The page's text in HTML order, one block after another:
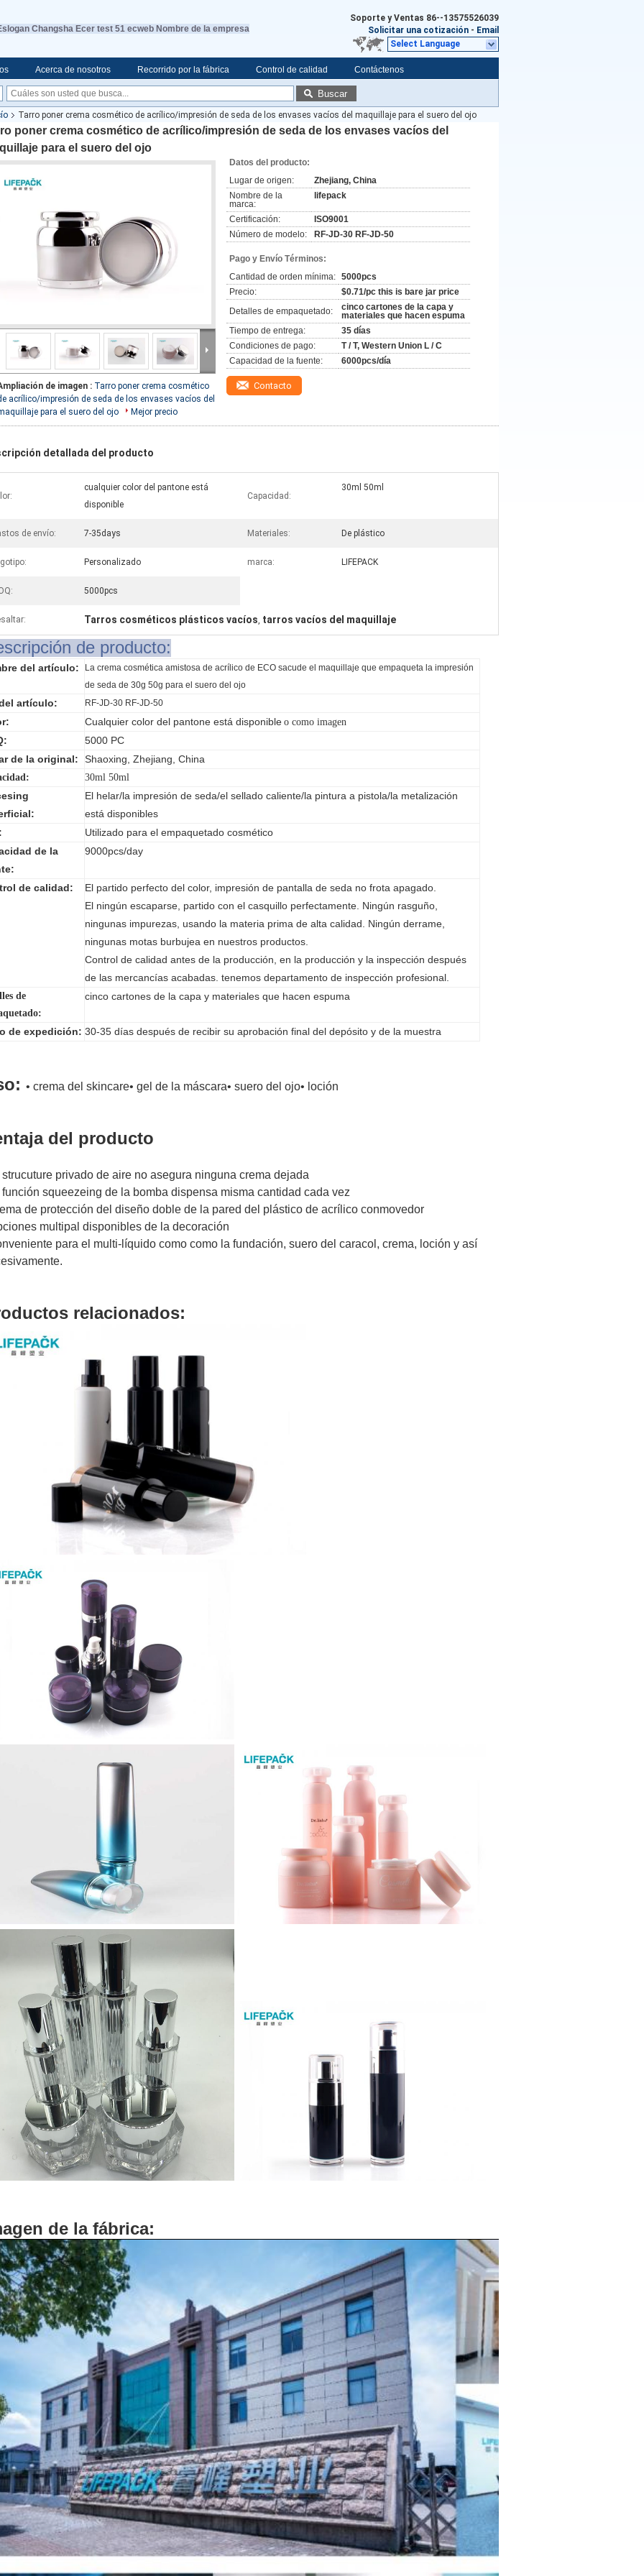
Changsha Ecer test 51 ecweb Nombre de la empresa
Soporte y Ventas 86--13575526039
Solicitar una cotización - Email
Select Language
Acerca de nosotros Recorrido por la fábrica Control de calidad Contáctenos
Buscar
Tarro poner crema cosmético de acrílico/impresión de seda de los envases vacíos del maquillaje para el suero del ojo
poner crema cosmético de acrílico/impresión de seda de los envases vacíos del
para el suero del ojo
de imagen : Tarro poner crema cosmético
acrílico/impresión de seda de los envases vacíos del
para el suero del ojo
Mejor precio
Datos del producto:
Lugar de origen:
Zhejiang, China
Nombre de la
marca:
lifepack
Certificación:
ISO9001
Número de modelo:
RF-JD-30 RF-JD-50
Pago y Envío Términos:
Cantidad de orden mínima: 5000pcs
Precio:
$0.71/pc this is bare jar price
Detalles de empaquetado:
cinco cartones de la capa y
materiales que hacen espuma
Tiempo de entrega:
35 días
Condiciones de pago:
T / T, Western Union L / C
Capacidad de la fuente:
6000pcs/día
Contacto
detallada del producto
cualquier color del pantone está
disponible
Capacidad:
30ml 50ml
de envío: 7-35days Materiales: De plástico
Personalizado marca: LIFEPACK
5000pcs
Tarros cosméticos plásticos vacíos, tarros vacíos del maquillaje
de producto:
del artículo:
La crema cosmética amistosa de acrílico de ECO sacude el maquillaje que empaqueta la impresión
de seda de 30g 50g para el suero del ojo
artículo: RF-JD-30 RF-JD-50
Cualquier color del pantone está disponible o como imagen
5000 PC
de la original:
Shaoxing, Zhejiang, China
30ml 50ml
El helar/la impresión de seda/el sellado caliente/la pintura a pistola/la metalización
está disponibles
Utilizado para el empaquetado cosmético
de la
9000pcs/day
de calidad:
El partido perfecto del color, impresión de pantalla de seda no frota apagado.
El ningún escaparse, partido con el casquillo perfectamente. Ningún rasguño,
ningunas impurezas, usando la materia prima de alta calidad. Ningún derrame,
ningunas motas burbujea en nuestros productos.
Control de calidad antes de la producción, en la producción y la inspección después
de las mercancías acabadas. tenemos departamento de inspección profesional.
de
cinco cartones de la capa y materiales que hacen espuma
de expedición: 30-35 días después de recibir su aprobación final del depósito y de la muestra
• crema del skincare• gel de la máscara• suero del ojo• loción
del producto
strucuture privado de aire no asegura ninguna crema dejada
función squeezeing de la bomba dispensa misma cantidad cada vez
de protección del diseño doble de la pared del plástico de acrílico conmovedor
multipal disponibles de la decoración
para el multi-líquido como como la fundación, suero del caracol, crema, loción y así
relacionados:
de la fábrica: